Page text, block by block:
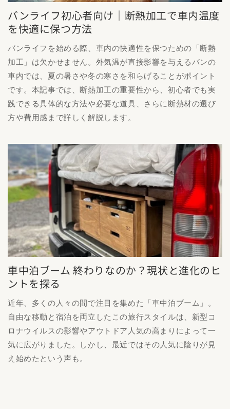
バンライフ初心者向け｜断熱加工で車内温度
を快適に保つ方法
バンライフを始める際、車内の快適性を保つための「断熱
加工」は欠かせません。外気温が直接影響を与えるバンの
車内では、夏の暑さや冬の寒さを和らげることがポイント
です。本記事では、断熱加工の重要性から、初心者でも実
践できる具体的な方法や必要な道具、さらに断熱材の選び
方や費用感まで詳しく解説します。
車中泊ブーム 終わりなのか？現状と進化のヒ
ントを探る
近年、多くの人々の間で注目を集めた「車中泊ブーム」。
自由な移動と宿泊を両立したこの旅行スタイルは、新型コ
ロナウイルスの影響やアウトドア人気の高まりによって一
気に広がりました。しかし、最近ではその人気に陰りが見
え始めたという声も。